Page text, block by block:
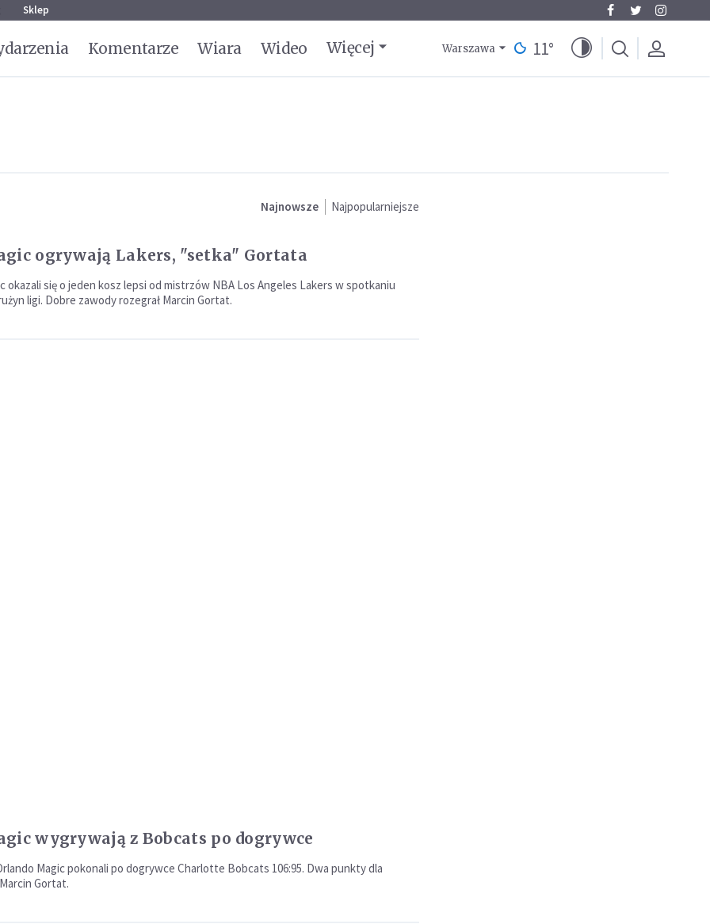
Sklep
Komentarze Wiara Wideo Więcej Warszawa 11°
Najnowsze Najpopularniejsze
ogrywają Lakers, "setka" Gortata
okazali się o jeden kosz lepsi od mistrzów NBA Los Angeles Lakers w spotkaniu
ligi. Dobre zawody rozegrał Marcin Gortat.
wygrywają z Bobcats po dogrywce
Magic pokonali po dogrywce Charlotte Bobcats 106:95. Dwa punkty dla
Gortat.